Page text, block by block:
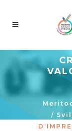
/